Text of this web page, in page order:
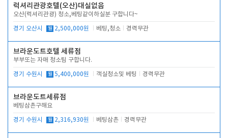
럭셔리관광호텔(오산)대실없음
오산(럭셔리관광) 청소,베팅같이하실분 구합니다~
경기 오산시 월 2,500,000원 베팅,청소 경력무관
브라운도트호텔 세류점
부부또는 자매 청소팀 구합니다.
경기 수원시 월 5,400,000원 객실청소및 베팅 경력무관
브라운도트세류점
베팅삼촌구해요
경기 수원시 월 2,316,930원 베팅삼촌 경력무관